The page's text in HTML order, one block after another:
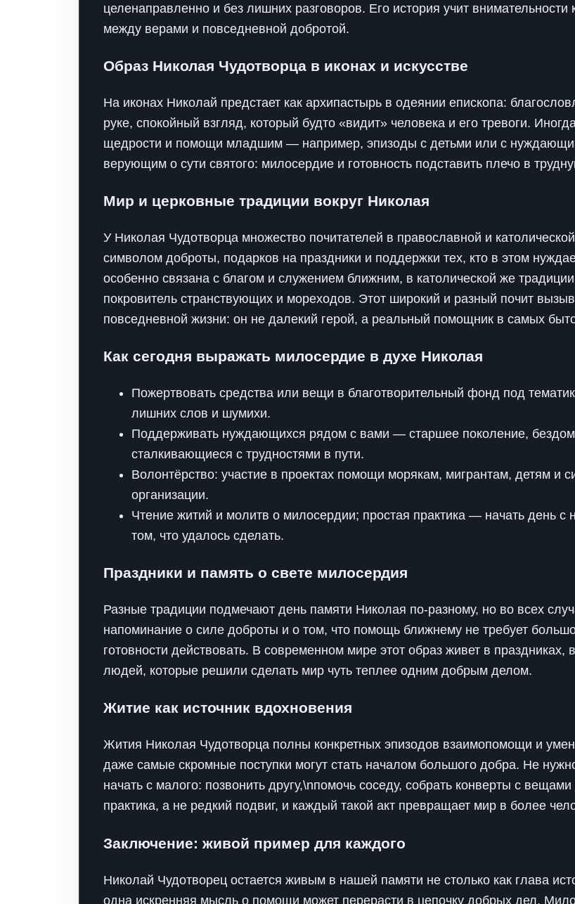
целенаправленно и без лишних разговоров. Его история учит
между верами и повседневной добротой.
Образ Николая Чудотворца в иконах и искусстве
На иконах Николай предстает как архипастырь в одеянии епископа:
руке, спокойный взгляд, который будто «видит» человека и его тревоги.
щедрости и помощи младшим — например, эпизоды с детьми или с
верующим о сути святого: милосердие и готовность подставить плечо в
Мир и церковные традиции вокруг Николая
У Николая Чудотворца множество почитателей в православной и
символом доброты, подарков на праздники и поддержки тех, кто в этом
особенно связана с благом и служением ближним, в католической же
покровитель странствующих и мореходов. Этот широкий и разный почит
повседневной жизни: он не далекий герой, а реальный помощник в самых
Как сегодня выражать милосердие в духе Николая
Пожертвовать средства или вещи в благотворительный фонд под
лишних слов и шумихи.
Поддерживать нуждающихся рядом с вами — старшее поколение,
сталкивающиеся с трудностями в пути.
Волонтёрство: участие в проектах помощи морякам, мигрантам, детям и
организации.
Чтение житий и молитв о милосердии; простая практика — начать день с
том, что удалось сделать.
Праздники и память о свете милосердия
Разные традиции подмечают день памяти Николая по-разному, но во всех
напоминание о силе доброты и о том, что помощь ближнему не требует
готовности действовать. В современном мире этот образ живет в
людей, которые решили сделать мир чуть теплее одним добрым делом.
Житие как источник вдохновения
Жития Николая Чудотворца полны конкретных эпизодов взаимопомощи и
даже самые скромные поступки могут стать началом большого добра. Не
начать с малого: позвонить другу,\nпомочь соседу, собрать конверты с
практика, а не редкий подвиг, и каждый такой акт превращает мир в более
Заключение: живой пример для каждого
Николай Чудотворец остается живым в нашей памяти не столько как глава
одна искренняя мысль о помощи может перерасти в цепочку добрых дел.